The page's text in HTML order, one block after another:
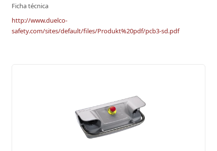
Ficha técnica
http://www.duelco-
safety.com/sites/default/files/Produkt%20pdf/pcb3-sd.pdf